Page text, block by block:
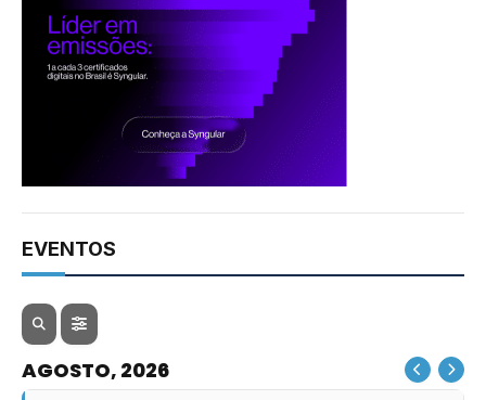
EVENTOS
AGOSTO, 2026